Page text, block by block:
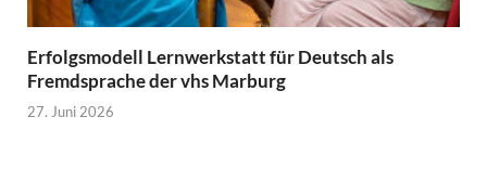
Erfolgsmodell Lernwerkstatt für Deutsch als
Fremdsprache der vhs Marburg
27. Juni 2026